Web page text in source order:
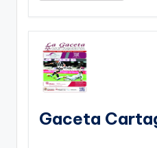
Gaceta